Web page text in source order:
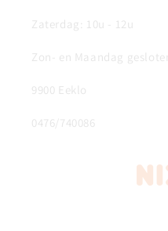
Zaterdag: 10u - 12u
Zon- en Maandag
9900 Eeklo
0476/740086